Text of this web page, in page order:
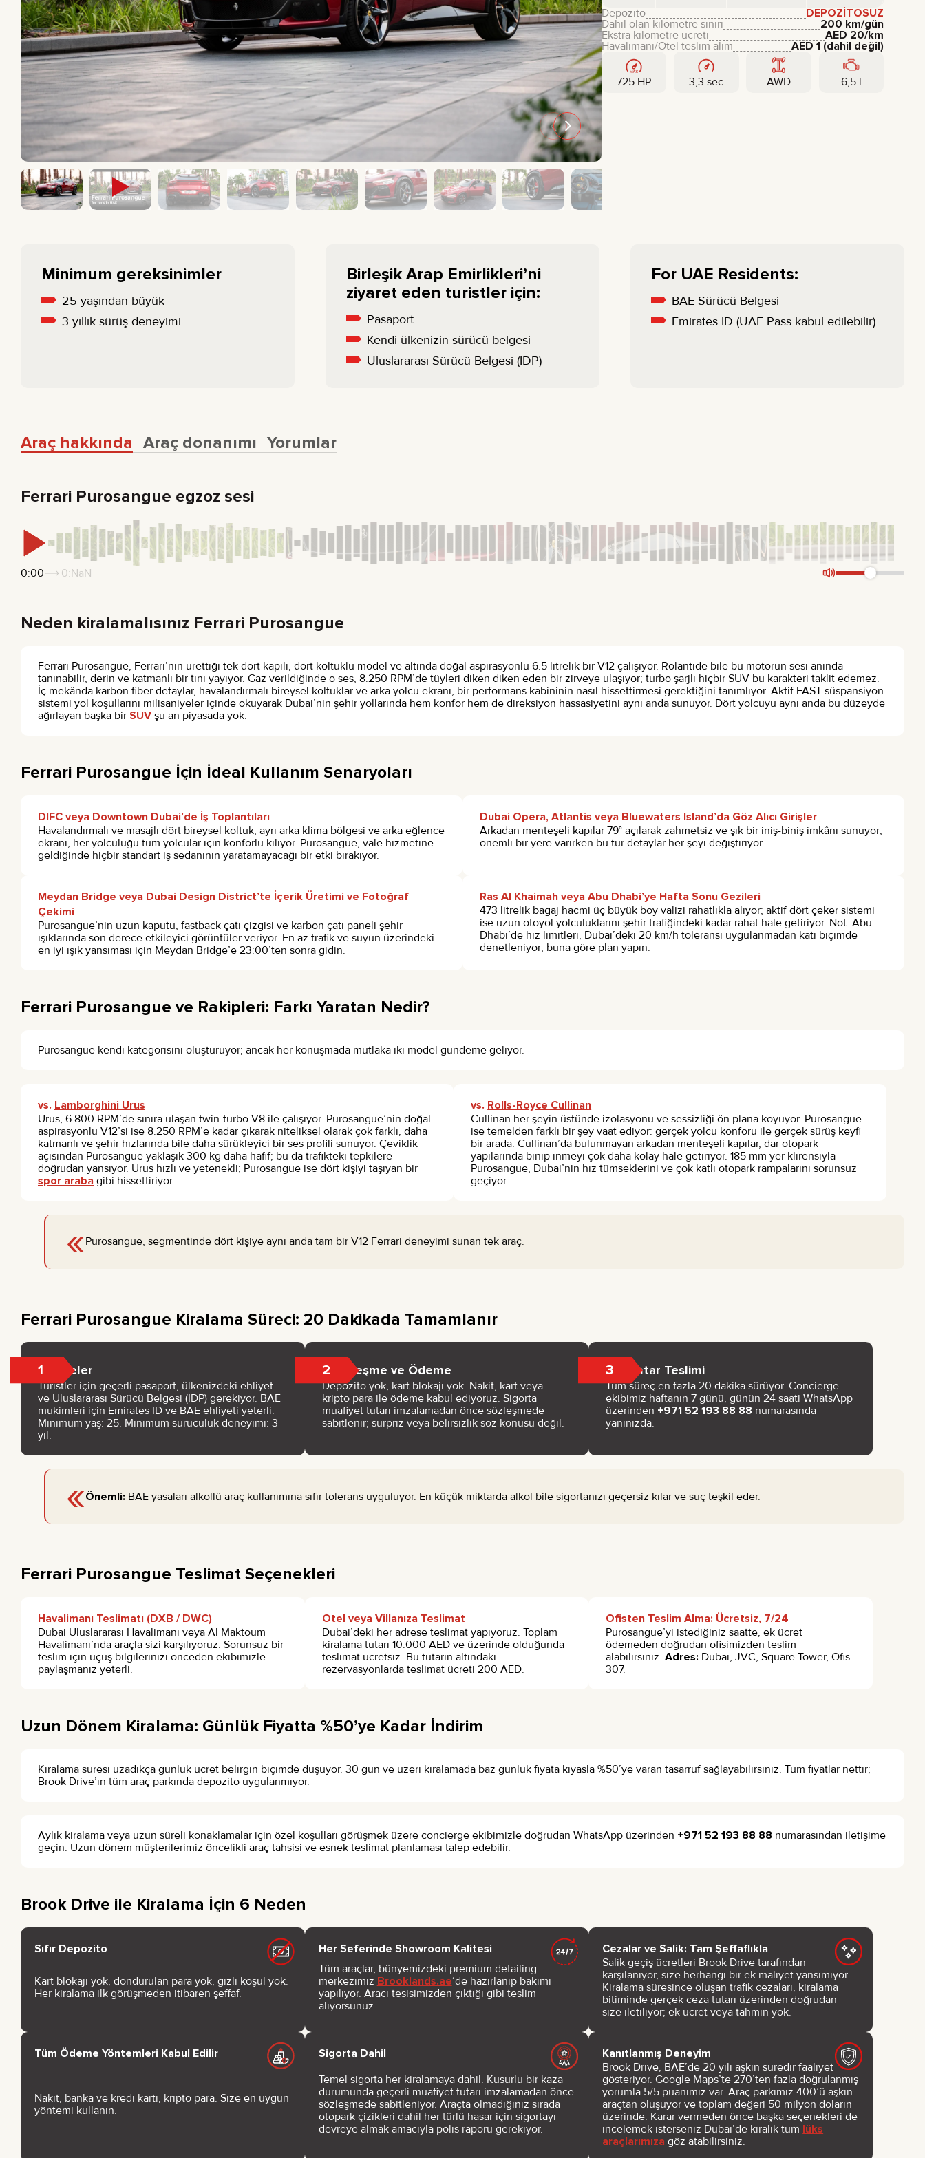
PICK-UP KAMYONET
SEDAN
ELEKTRIKLI
EKONOMIK
MERCEDES
GMC
MAZDA
CHEVROLET
TOYOTA
All cars
Depozito
DEPOZITOSUZ
Dahil olan kilometre sınırı
200 km/gün
Ekstra kilometre ücreti
AED 20/km
Havalimanı/Otel teslim alım
AED 1 (dahil değil)
725 HP 3,3 sec AWD 6,5 l
Minimum gereksinimler
25 yaşından büyük
3 yıllık sürüş deneyimi
Birleşik Arap Emirlikleri’ni
ziyaret eden turistler için:
Pasaport
Kendi ülkenizin sürücü belgesi
Uluslararası Sürücü Belgesi (IDP)
For UAE Residents:
BAE Sürücü Belgesi
Emirates ID (UAE Pass kabul edilebilir)
Araç hakkında Araç donanımı Yorumlar
Ferrari Purosangue egzoz sesi
0:00 0:NaN
Neden kiralamalısınız Ferrari Purosangue
Ferrari Purosangue, Ferrari’nin ürettiği tek dört kapılı, dört koltuklu model ve altında doğal aspirasyonlu 6.5 litrelik bir V12 çalışıyor. Rölantide bile bu motorun sesi anında
tanınabilir, derin ve katmanlı bir tını yayıyor. Gaz verildiğinde o ses, 8.250 RPM’de tüyleri diken diken eden bir zirveye ulaşıyor; turbo şarjlı hiçbir SUV bu karakteri taklit edemez.
İç mekânda karbon fiber detaylar, havalandırmalı bireysel koltuklar ve arka yolcu ekranı, bir performans kabininin nasıl hissettirmesi gerektiğini tanımlıyor. Aktif FAST süspansiyon
sistemi yol koşullarını milisaniyeler içinde okuyarak Dubai’nin şehir yollarında hem konfor hem de direksiyon hassasiyetini aynı anda sunuyor. Dört yolcuyu aynı anda bu düzeyde
ağırlayan başka bir SUV şu an piyasada yok.
Ferrari Purosangue İçin İdeal Kullanım Senaryoları
DIFC veya Downtown Dubai’de İş Toplantıları
Havalandırmalı ve masajlı dört bireysel koltuk, ayrı arka klima bölgesi ve arka eğlence
ekranı, her yolculuğu tüm yolcular için konforlu kılıyor. Purosangue, vale hizmetine
geldiğinde hiçbir standart iş sedanının yaratamayacağı bir etki bırakıyor.
Dubai Opera, Atlantis veya Bluewaters Island’da Göz Alıcı Girişler
Arkadan menteşeli kapılar 79° açılarak zahmetsiz ve şık bir iniş-biniş imkânı sunuyor;
önemli bir yere varırken bu tür detaylar her şeyi değiştiriyor.
Meydan Bridge veya Dubai Design District’te İçerik Üretimi ve Fotoğraf
Çekimi
Purosangue’nin uzun kaputu, fastback çatı çizgisi ve karbon çatı paneli şehir
ışıklarında son derece etkileyici görüntüler veriyor. En az trafik ve suyun üzerindeki
en iyi ışık yansıması için Meydan Bridge’e 23:00’ten sonra gidin.
Ras Al Khaimah veya Abu Dhabi’ye Hafta Sonu Gezileri
473 litrelik bagaj hacmi üç büyük boy valizi rahatlıkla alıyor; aktif dört çeker sistemi
ise uzun otoyol yolculuklarını şehir trafiğindeki kadar rahat hale getiriyor. Not: Abu
Dhabi’de hız limitleri, Dubai’deki 20 km/h toleransı uygulanmadan katı biçimde
denetleniyor; buna göre plan yapın.
Ferrari Purosangue ve Rakipleri: Farkı Yaratan Nedir?
Purosangue kendi kategorisini oluşturuyor; ancak her konuşmada mutlaka iki model gündeme geliyor.
vs. Lamborghini Urus
Urus, 6.800 RPM’de sınıra ulaşan twin-turbo V8 ile çalışıyor. Purosangue’nin doğal
aspirasyonlu V12’si ise 8.250 RPM’e kadar çıkarak niteliksel olarak çok farklı, daha
katmanlı ve şehir hızlarında bile daha sürükleyici bir ses profili sunuyor. Çeviklik
açısından Purosangue yaklaşık 300 kg daha hafif; bu da trafikteki tepkilere
doğrudan yansıyor. Urus hızlı ve yetenekli; Purosangue ise dört kişiyi taşıyan bir
spor araba gibi hissettiriyor.
vs. Rolls-Royce Cullinan
Cullinan her şeyin üstünde izolasyonu ve sessizliği ön plana koyuyor. Purosangue
ise temelden farklı bir şey vaat ediyor: gerçek yolcu konforu ile gerçek sürüş keyfi
bir arada. Cullinan’da bulunmayan arkadan menteşeli kapılar, dar otopark
yapılarında binip inmeyi çok daha kolay hale getiriyor. 185 mm yer klirensıyla
Purosangue, Dubai’nin hız tümseklerini ve çok katlı otopark rampalarını sorunsuz
geçiyor.
«Purosangue, segmentinde dört kişiye aynı anda tam bir V12 Ferrari deneyimi sunan tek araç.
Ferrari Purosangue Kiralama Süreci: 20 Dakikada Tamamlanır
1 Belgeler
Turistler için geçerli pasaport, ülkenizdeki ehliyet
ve Uluslararası Sürücü Belgesi (IDP) gerekiyor. BAE
mukimleri için Emirates ID ve BAE ehliyeti yeterli.
Minimum yaş: 25. Minimum sürücülük deneyimi: 3
yıl.
2 Sözleşme ve Ödeme
Depozito yok, kart blokajı yok. Nakit, kart veya
kripto para ile ödeme kabul ediyoruz. Sigorta
muafiyet tutarı imzalamadan önce sözleşmede
sabitlenir; sürpriz veya belirsizlik söz konusu değil.
3 Anahtar Teslimi
Tüm süreç en fazla 20 dakika sürüyor. Concierge
ekibimiz haftanın 7 günü, günün 24 saati WhatsApp
üzerinden +971 52 193 88 88 numarasında
yanınızda.
«Önemli: BAE yasaları alkollü araç kullanımına sıfır tolerans uyguluyor. En küçük miktarda alkol bile sigortanızı geçersiz kılar ve suç teşkil eder.
Ferrari Purosangue Teslimat Seçenekleri
Havalimanı Teslimatı (DXB / DWC)
Dubai Uluslararası Havalimanı veya Al Maktoum
Havalimanı’nda araçla sizi karşılıyoruz. Sorunsuz bir
teslim için uçuş bilgilerinizi önceden ekibimizle
paylaşmanız yeterli.
Otel veya Villanıza Teslimat
Dubai’deki her adrese teslimat yapıyoruz. Toplam
kiralama tutarı 10.000 AED ve üzerinde olduğunda
teslimat ücretsiz. Bu tutarın altındaki
rezervasyonlarda teslimat ücreti 200 AED.
Ofisten Teslim Alma: Ücretsiz, 7/24
Purosangue’yi istediğiniz saatte, ek ücret
ödemeden doğrudan ofisimizden teslim
alabilirsiniz.Adres: Dubai, JVC, Square Tower, Ofis
307.
Uzun Dönem Kiralama: Günlük Fiyatta %50’ye Kadar İndirim
Kiralama süresi uzadıkça günlük ücret belirgin biçimde düşüyor. 30 gün ve üzeri kiralamada baz günlük fiyata kıyasla %50’ye varan tasarruf sağlayabilirsiniz. Tüm fiyatlar nettir;
Brook Drive’ın tüm araç parkında depozito uygulanmıyor.
Aylık kiralama veya uzun süreli konaklamalar için özel koşulları görüşmek üzere concierge ekibimizle doğrudan WhatsApp üzerinden +971 52 193 88 88 numarasından iletişime
geçin. Uzun dönem müşterilerimiz öncelikli araç tahsisi ve esnek teslimat planlaması talep edebilir.
Brook Drive ile Kiralama İçin 6 Neden
Sıfır Depozito
Kart blokajı yok, dondurulan para yok, gizli koşul yok.
Her kiralama ilk görüşmeden itibaren şeffaf.
Her Seferinde Showroom Kalitesi
Tüm araçlar, bünyemizdeki premium detailing
merkezimiz Brooklands.ae‘de hazırlanıp bakımı
yapılıyor. Aracı tesisimizden çıktığı gibi teslim
alıyorsunuz.
Cezalar ve Salik: Tam Şeffaflıkla
Salik geçiş ücretleri Brook Drive tarafından
karşılanıyor, size herhangi bir ek maliyet yansımıyor.
Kiralama süresince oluşan trafik cezaları, kiralama
bitiminde gerçek ceza tutarı üzerinden doğrudan
size iletiliyor; ek ücret veya tahmin yok.
Tüm Ödeme Yöntemleri Kabul Edilir
Nakit, banka ve kredi kartı, kripto para. Size en uygun
yöntemi kullanın.
Sigorta Dahil
Temel sigorta her kiralamaya dahil. Kusurlu bir kaza
durumunda geçerli muafiyet tutarı imzalamadan önce
sözleşmede sabitleniyor. Araçta olmadığınız sırada
otopark çizikleri dahil her türlü hasar için sigortayı
devreye almak amacıyla polis raporu gerekiyor.
Kanıtlanmış Deneyim
Brook Drive, BAE’de 20 yılı aşkın süredir faaliyet
gösteriyor. Google Maps’te 270’ten fazla doğrulanmış
yorumla 5/5 puanımız var. Araç parkımız 400’ü aşkın
araçtan oluşuyor ve toplam değeri 50 milyon doların
üzerinde. Karar vermeden önce başka seçenekleri de
incelemek isterseniz Dubai’de kiralık tüm lüks
araçlarımıza göz atabilirsiniz.